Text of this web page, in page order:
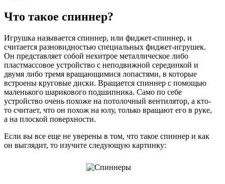
Что такое спиннер?
Игрушка называется спиннер, или фиджет-спиннер, и
считается разновидностью специальных фиджет-игрушек.
Он представляет собой нехитрое металлическое либо
пластмассовое устройство с неподвижной серединкой и
двумя либо тремя вращающимися лопастями, в которые
встроены круговые диски. Вращается спиннер с помощью
маленького шарикового подшипника. Само по себе
устройство очень похоже на потолочный вентилятор, а кто-
то считает, что он похож на юлу, только вращают его в руке,
а на плоской поверхности.
Если вы все еще не уверены в том, что такое спиннер и как
он выглядит, то изучите следующую картинку: